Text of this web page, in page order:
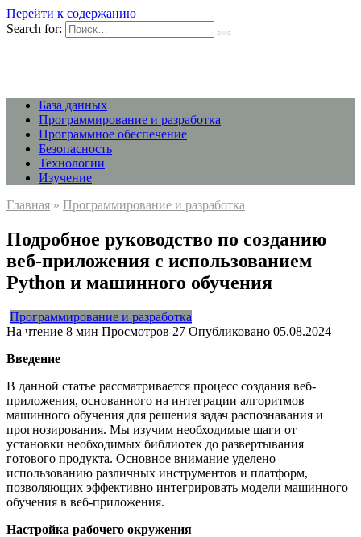
Перейти к содержанию
Search for:
База данных
Программирование и разработка
Программное обеспечение
Безопасность
Технологии
Изучение
Главная » Программирование и разработка
Подробное руководство по созданию
веб-приложения с использованием
Python и машинного обучения
Программирование и разработка
На чтение 8 мин Просмотров 27 Опубликовано 05.08.2024
Введение
В данной статье рассматривается процесс создания веб-
приложения, основанного на интеграции алгоритмов
машинного обучения для решения задач распознавания и
прогнозирования. Мы изучим необходимые шаги от
установки необходимых библиотек до развертывания
готового продукта. Основное внимание уделено
использованию различных инструментов и платформ,
позволяющих эффективно интегрировать модели машинного
обучения в веб-приложения.
Настройка рабочего окружения